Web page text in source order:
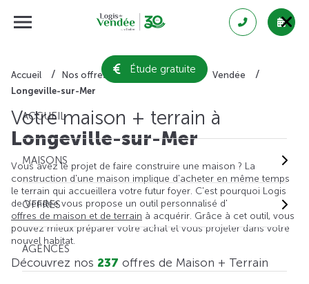
Étude gratuite
ACCUEIL
MAISONS
OFFRES
AGENCES
Accueil Nos offres de maison + terrain
Vendée
Longeville-sur-Mer
Votre maison + terrain à
Longeville-sur-Mer
Vous avez le projet de faire construire une maison ? La
construction d'une maison implique d'acheter en même temps
le terrain qui accueillera votre futur foyer. C'est pourquoi Logis
de Vendée vous propose un outil personnalisé d'
offres de maison et de terrain à acquérir. Grâce à cet outil, vous
pouvez mieux préparer votre achat et vous projeter dans votre
nouvel habitat.
Découvrez nos 237 offres de Maison + Terrain